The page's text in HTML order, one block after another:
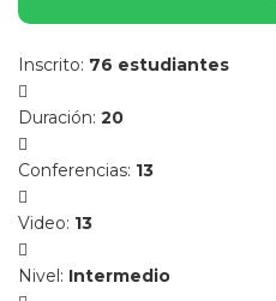
Inscrito: 76 estudiantes
Duración: 20
Conferencias: 13
Video: 13
Nivel: Intermedio